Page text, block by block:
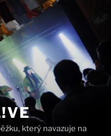
který navazuje na